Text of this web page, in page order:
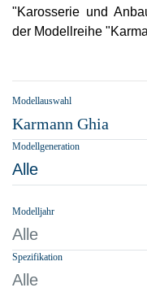
"Karosserie und
der Modellreihe
Modellauswahl
Karmann Ghia
Modellgeneration
Alle
Modelljahr
Alle
Spezifikation
Alle